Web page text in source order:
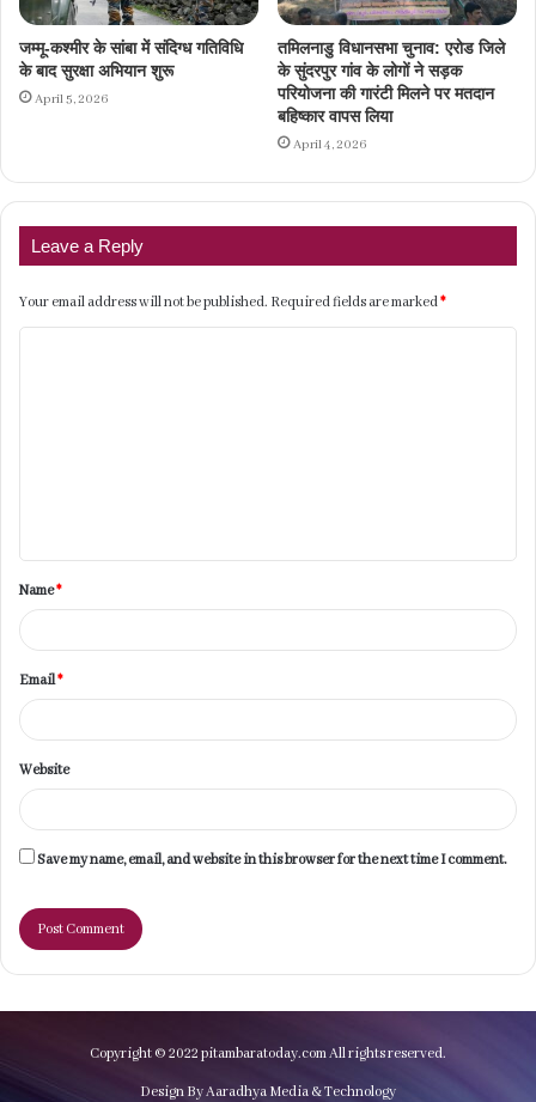
जम्मू-कश्मीर के सांबा में संदिग्ध गतिविधि
के बाद सुरक्षा अभियान शुरू
April 5, 2026
तमिलनाडु विधानसभा चुनाव: एरोड जिले
के सुंदरपुर गांव के लोगों ने सड़क
परियोजना की गारंटी मिलने पर मतदान
बहिष्कार वापस लिया
April 4, 2026
Leave a Reply
Your email address will not be published. Required fields are marked*
t
*Name*
Email*
Website
Save my name, email, and website in this browser for the next time I comment.
Copyright © 2022 pitambaratoday.com All rights reserved.
Design By Aaradhya Media & Technology